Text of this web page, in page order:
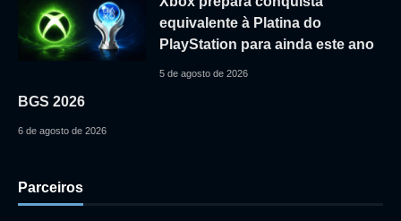
equivalente à Platina do
PlayStation para ainda este ano
5 de agosto de 2026
BGS 2026
6 de agosto de 2026
Parceiros